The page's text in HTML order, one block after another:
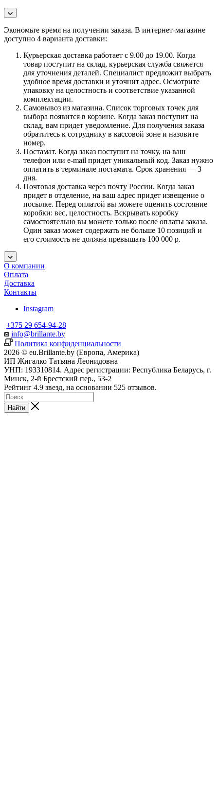
Экономьте время на получении заказа. В интернет-магазине
доступно 4 варианта доставки:
Курьерская доставка работает с 9.00 до 19.00. Когда
товар поступит на склад, курьерская служба свяжется
для уточнения деталей. Специалист предложит выбрать
удобное время доставки и уточнит адрес. Осмотрите
упаковку на целостность и соответствие указанной
комплектации.
Самовывоз из магазина. Список торговых точек для
выбора появится в корзине. Когда заказ поступит на
склад, вам придет уведомление. Для получения заказа
обратитесь к сотруднику в кассовой зоне и назовите
номер.
Постамат. Когда заказ поступит на точку, на ваш
телефон или e-mail придет уникальный код. Заказ нужно
оплатить в терминале постамата. Срок хранения — 3
дня.
Почтовая доставка через почту России. Когда заказ
придет в отделение, на ваш адрес придет извещение о
посылке. Перед оплатой вы можете оценить состояние
коробки: вес, целостность. Вскрывать коробку
самостоятельно вы можете только после оплаты заказа.
Один заказ может содержать не больше 10 позиций и
его стоимость не должна превышать 100 000 р.
О компании
Оплата
Доставка
Контакты
Instagram
+375 29 654-94-28
info@brillante.by
Политика конфиденциальности
2026 © eu.Brillante.by (Европа, Америка)
ИП Жигалко Татьяна Леонидовна
УНП: 193310814. Адрес регистрации: Республика Беларусь, г.
Минск, 2-й Брестский пер., 53-2
Рейтинг 4.9 звезд, на основании 525 отзывов.
Найти